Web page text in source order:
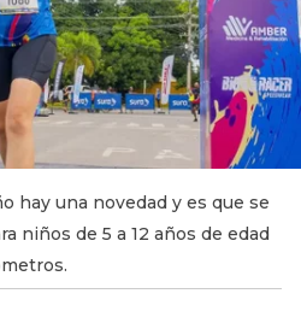
hay una novedad y es que se
niños de 5 a 12 años de edad